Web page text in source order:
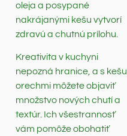
oleja a posypané
nakrájanými kešu vytvorí
zdravú a chutnú prílohu.
Kreativita v kuchyni
nepozná hranice, a s kešu
orechmi môžete objaviť
množstvo nových chutí a
textúr. Ich všestrannosť
vám pomôže obohatiť